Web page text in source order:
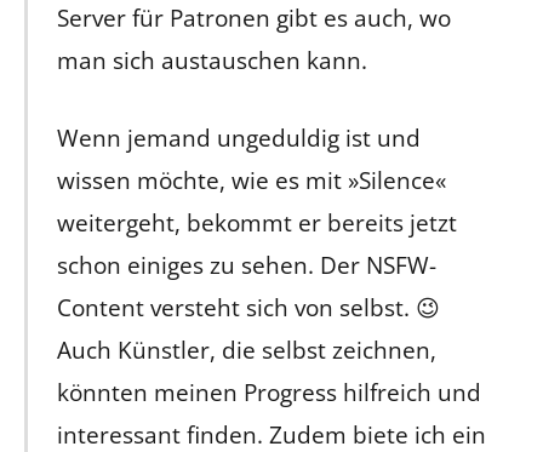
Server für Patronen gibt es auch, wo
man sich austauschen kann.
Wenn jemand ungeduldig ist und
wissen möchte, wie es mit »Silence«
weitergeht, bekommt er bereits jetzt
schon einiges zu sehen. Der NSFW-
Content versteht sich von selbst. 😉
Auch Künstler, die selbst zeichnen,
könnten meinen Progress hilfreich und
interessant finden. Zudem biete ich ein